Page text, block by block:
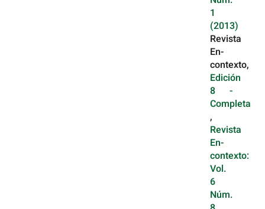
1
(2013)
Revista
En-
contexto,
Edición
8 -
Completa
,
Revista
En-
contexto:
Vol.
6
Núm.